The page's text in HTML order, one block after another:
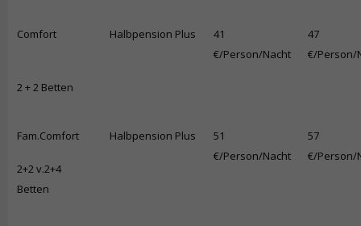
Comfort
2 + 2 Betten
Halbpension Plus
41
€/Person/Nacht
47
€/Person/
Fam.Comfort
2+2 v.2+4
Betten
Halbpension Plus
51
€/Person/Nacht
57
€/Person/